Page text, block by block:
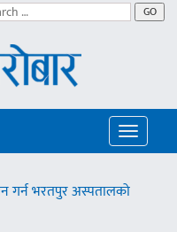
GO
Toggle
गर्न भरतपुर अस्पतालको